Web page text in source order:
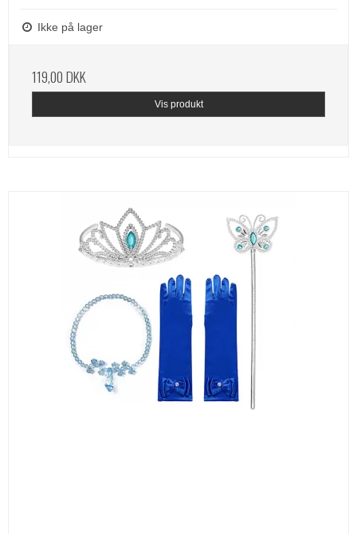
Ikke på lager
119,00 DKK
Vis produkt